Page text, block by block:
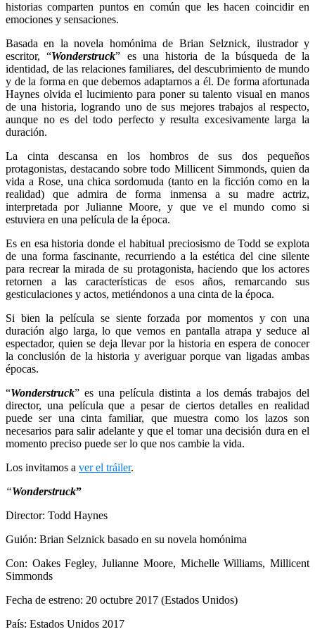
historias comparten puntos en común que les hacen coincidir en
emociones y sensaciones.
Basada en la novela homónima de Brian Selznick, ilustrador y
escritor, “Wonderstruck” es una historia de la búsqueda de la
identidad, de las relaciones familiares, del descubrimiento de mundo
y de la forma en que debemos adaptarnos a él. De forma afortunada
Haynes olvida el lucimiento para poner su talento visual en manos
de una historia, logrando uno de sus mejores trabajos al respecto,
aunque no es del todo perfecto y resulta excesivamente larga la
duración.
La cinta descansa en los hombros de sus dos pequeños
protagonistas, destacando sobre todo Millicent Simmonds, quien da
vida a Rose, una chica sordomuda (tanto en la ficción como en la
realidad) que admira de forma inmensa a su madre actriz,
interpretada por Julianne Moore, y que ve el mundo como si
estuviera en una película de la época.
Es en esa historia donde el habitual preciosismo de Todd se explota
de una forma fascinante, recurriendo a la estética del cine silente
para recrear la mirada de su protagonista, haciendo que los actores
retornen a las características de esos años, remarcando sus
gesticulaciones y actos, metiéndonos a una cinta de la época.
Si bien la película se siente forzada por momentos y con una
duración algo larga, lo que vemos en pantalla atrapa y seduce al
espectador, quien se deja llevar por la historia en espera de conocer
la conclusión de la historia y averiguar porque van ligadas ambas
épocas.
“Wonderstruck” es una película distinta a los demás trabajos del
director, una película que a pesar de ciertos detalles en realidad
puede ser una cinta familiar, que muestra como los lazos son
necesarios para salir adelante y que el tomar una decisión dura en el
momento preciso puede ser lo que nos cambie la vida.
Los invitamos a ver el tráiler.
“Wonderstruck”
Director: Todd Haynes
Guión: Brian Selznick basado en su novela homónima
Con: Oakes Fegley, Julianne Moore, Michelle Williams, Millicent
Simmonds
Fecha de estreno: 20 octubre 2017 (Estados Unidos)
País: Estados Unidos 2017